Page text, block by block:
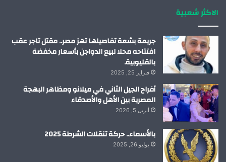
م
الاكثر شعبية
جريمة بشعة تفاصيلها تهز مصر.. مقتل تاجر عقب
افتتاحه محلا لبيع الدواجن بأسعار مخفضة
بالقليوبية.
فبراير 25, 2025
أفراح الجيل الثاني في ميلانو ومظاهر البهجة
المصرية بين الأهل والأصدقاء
أبريل 5, 2026
بالأسماء.. حركة تنقلات الشرطة 2025
يوليو 26, 2025